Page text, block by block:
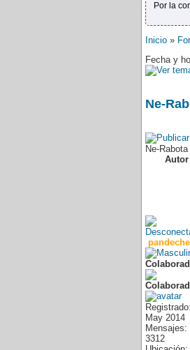
Por la
Inicio »
Fecha y
Ne-
Ne-
Autor
pandeche
Registrado:
May 2014
Mensajes:
3312